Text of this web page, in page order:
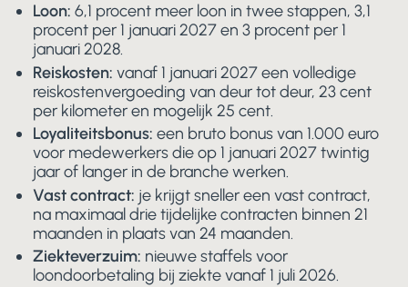
Loon: 6,1 procent meer loon in twee stappen, 3,1
procent per 1 januari 2027 en 3 procent per 1
januari 2028.
Reiskosten: vanaf 1 januari 2027 een volledige
reiskostenvergoeding van deur tot deur, 23 cent
per kilometer en mogelijk 25 cent.
Loyaliteitsbonus: een bruto bonus van 1.000 euro
voor medewerkers die op 1 januari 2027 twintig
jaar of langer in de branche werken.
Vast contract: je krijgt sneller een vast contract,
na maximaal drie tijdelijke contracten binnen 21
maanden in plaats van 24 maanden.
Ziekteverzuim: nieuwe staffels voor
loondoorbetaling bij ziekte vanaf 1 juli 2026.